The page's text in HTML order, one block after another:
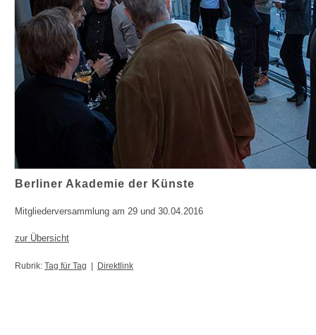
Berliner Akademie der Künste
Mitgliederversammlung am 29 und 30.04.2016
zur Übersicht
Rubrik: Tag für Tag Direktlink